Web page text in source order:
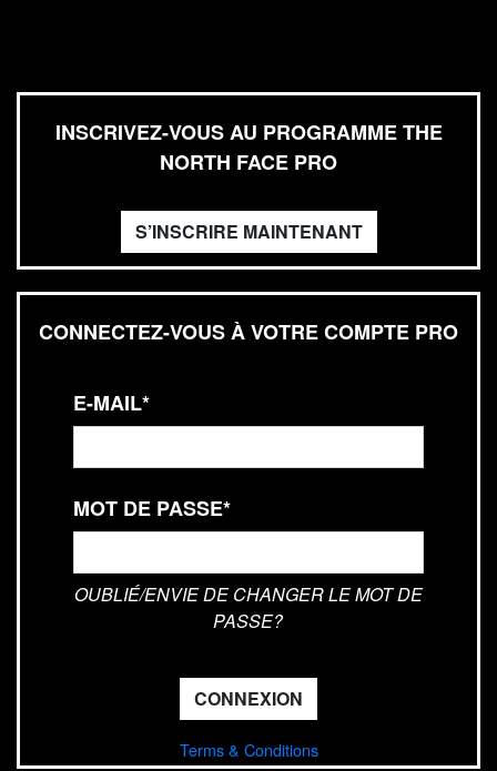
INSCRIVEZ-VOUS AU PROGRAMME THE
NORTH FACE PRO
S’INSCRIRE MAINTENANT
CONNECTEZ-VOUS À VOTRE COMPTE PRO
E-MAIL*
MOT DE PASSE*
OUBLIÉ/ENVIE DE CHANGER LE MOT DE
PASSE?
CONNEXION
Terms & Conditions